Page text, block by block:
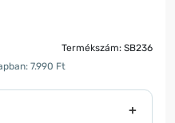
Termékszám: SB236
7.990 Ft
+